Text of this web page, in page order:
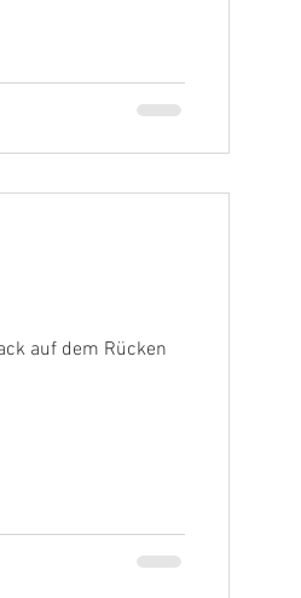
auf dem Rücken